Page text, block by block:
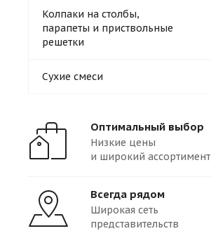
Колпаки на столбы,
парапеты и приствольные
решетки
Сухие смеси
Оптимальный выбор
Низкие цены
и широкий ассортимент
Всегда рядом
Широкая сеть
представительств